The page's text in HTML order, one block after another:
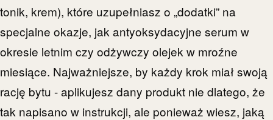
tonik, krem), które uzupełniasz o „dodatki” na
specjalne okazje, jak antyoksydacyjne serum w
okresie letnim czy odżywczy olejek w mroźne
miesiące. Najważniejsze, by każdy krok miał swoją
rację bytu - aplikujesz dany produkt nie dlatego, że
tak napisano w instrukcji, ale ponieważ wiesz, jaką